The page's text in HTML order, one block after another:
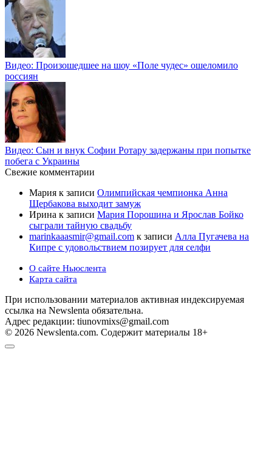
Видео: Произошедшее на шоу «Поле чудес» ошеломило
россиян
Видео: Сын и внук Софии Ротару задержаны при попытке
побега с Украины
Свежие комментарии
Мария к записи Олимпийская чемпионка Анна
Щербакова выходит замуж
Ирина к записи Мария Порошина и Ярослав Бойко
сыграли тайную свадьбу
marinkaaasmir@gmail.com к записи Алла Пугачева на
Кипре с удовольствием позирует для селфи
О сайте Ньюслента
Карта сайта
При использовании материалов активная индексируемая
ссылка на Newslenta обязательна.
Адрес редакции: tiunovmixs@gmail.com
© 2026 Newslenta.com. Содержит материалы 18+